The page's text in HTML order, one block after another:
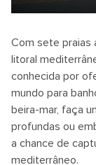
Com sete praias
litoral
conhecida por
mundo para
beira-mar, faça
profundas ou
a chance de
mediterrâneo.